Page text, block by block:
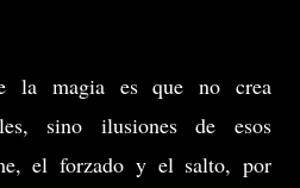
la magia es que no crea
sino ilusiones de esos
el forzado y el salto, por